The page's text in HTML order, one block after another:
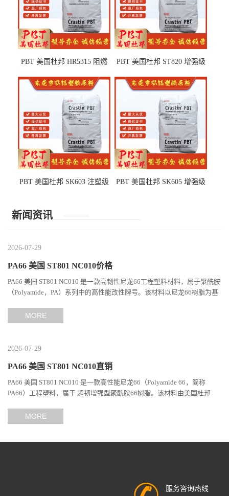
PBT 美国杜邦 HR5315 阻燃
部件
PBT 美国杜邦 ST820 增强级
PBT 美国杜邦 SK603 注塑级
PBT 美国杜邦 SK605 增强级
新闻资讯
2026-07-29
PA66 美国 ST801 NC010价格
PA66 美国 ST801 NC010 是一款高韧性尼龙66工程塑料材料，属于聚酰胺
（Polyamide，PA）系列中的高性能改性牌号。该材料以尼龙66树脂为基
MORE
2026-07-29
PA66 美国 ST801 NC010直销
PA66 美国 ST801 NC010 是一款高性能尼龙66（Polyamide 66，简称
PA66）工程塑料，属于 超韧增强型聚酰胺66树脂。该材料由美国杜邦
MORE
服务咨询热线